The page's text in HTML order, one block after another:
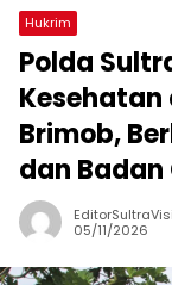
Hukrim
Polda
Kesehatan
Brimob,
dan Badan
05/11/2026